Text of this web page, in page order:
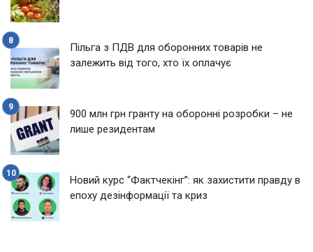
Пільга з ПДВ для оборонних товарів не
залежить від того, хто їх оплачує
900 млн грн гранту на оборонні розробки – не
лише резидентам
Новий курс “Фактчекінг”: як захистити правду в
епоху дезінформації та криз